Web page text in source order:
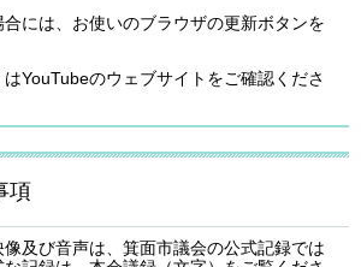
には、お使いのブラウザの更新ボタンを
YouTubeのウェブサイトをご確認くださ
項
及び音声は、箕面市議会の公式記録では